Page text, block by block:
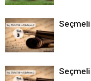
Seçmeli
Seçmeli